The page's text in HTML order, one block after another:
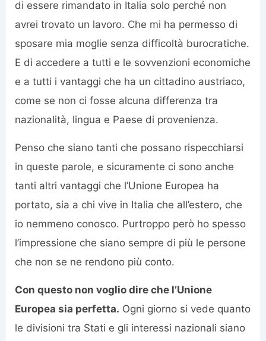
di essere rimandato in Italia solo perché non
avrei trovato un lavoro. Che mi ha permesso di
sposare mia moglie senza difficoltà burocratiche.
E di accedere a tutti e le sovvenzioni economiche
e a tutti i vantaggi che ha un cittadino austriaco,
come se non ci fosse alcuna differenza tra
nazionalità, lingua e Paese di provenienza.
Penso che siano tanti che possano rispecchiarsi
in queste parole, e sicuramente ci sono anche
tanti altri vantaggi che l’Unione Europea ha
portato, sia a chi vive in Italia che all’estero, che
io nemmeno conosco. Purtroppo però ho spesso
l’impressione che siano sempre di più le persone
che non se ne rendono più conto.
Con questo non voglio dire che l’Unione
Europea sia perfetta. Ogni giorno si vede quanto
le divisioni tra Stati e gli interessi nazionali siano